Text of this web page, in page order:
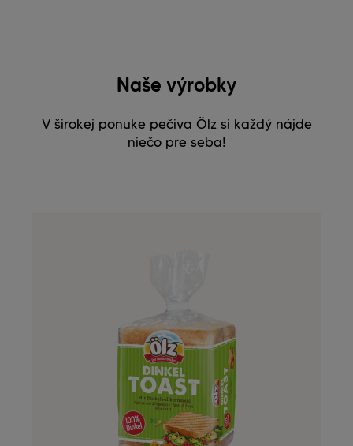
Naše výrobky
V širokej ponuke pečiva Ölz si každý nájde
niečo pre seba!